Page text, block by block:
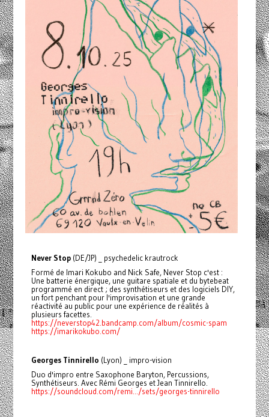
Never Stop(DE/JP) _ psychedelic krautrock
Formé de Imari Kokubo and Nick Safe, Never Stop c'est :
Une batterie énergique, une guitare spatiale et du bytebeat
programmé en direct ; des synthétiseurs et des logiciels DIY,
un fort penchant pour l'improvisation et une grande
réactivité au public pour une expérience de réalités à
plusieurs facettes.
https://neverstop42.bandcamp.com/album/cosmic-spam
https://imarikokubo.com/
Georges Tinnirello (Lyon) _ impro-vision
Duo d'impro entre Saxophone Baryton, Percussions,
Synthétiseurs. Avec Rémi Georges et Jean Tinnirello.
https://soundcloud.com/remi.../sets/georges-tinnirello